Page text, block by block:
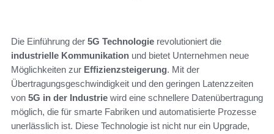
Die Einführung der 5G Technologie revolutioniert die
industrielle Kommunikation und bietet Unternehmen neue
Möglichkeiten zur Effizienzsteigerung. Mit der
Übertragungsgeschwindigkeit und den geringen Latenzzeiten
von 5G in der Industrie wird eine schnellere Datenübertragung
möglich, die für smarte Fabriken und automatisierte Prozesse
unerlässlich ist. Diese Technologie ist nicht nur ein Upgrade,